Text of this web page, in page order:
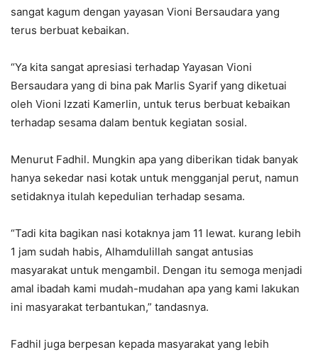
sangat kagum dengan yayasan Vioni Bersaudara yang
terus berbuat kebaikan.
“Ya kita sangat apresiasi terhadap Yayasan Vioni
Bersaudara yang di bina pak Marlis Syarif yang diketuai
oleh Vioni Izzati Kamerlin, untuk terus berbuat kebaikan
terhadap sesama dalam bentuk kegiatan sosial.
Menurut Fadhil. Mungkin apa yang diberikan tidak banyak
hanya sekedar nasi kotak untuk mengganjal perut, namun
setidaknya itulah kepedulian terhadap sesama.
“Tadi kita bagikan nasi kotaknya jam 11 lewat. kurang lebih
1 jam sudah habis, Alhamdulillah sangat antusias
masyarakat untuk mengambil. Dengan itu semoga menjadi
amal ibadah kami mudah-mudahan apa yang kami lakukan
ini masyarakat terbantukan,” tandasnya.
Fadhil juga berpesan kepada masyarakat yang lebih